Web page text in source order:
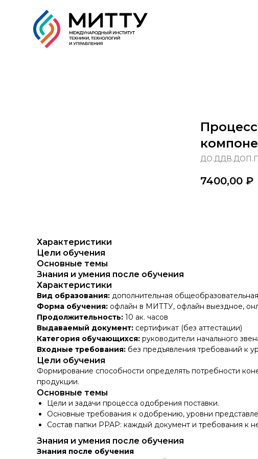
7400,00 ₽
Характеристики
Цели обучения
Основные темы
Знания и умения после обучения
Характеристики
Вид образования: дополнительная
Форма обучения: офлайн в МИТТУ, офлайн выездное,
Продолжительность: 10 ак. часов
Выдаваемый документ: сертификат (без аттестации)
Категория обучающихся: руководители начального
Входные требования: без предъявления требований к
Цели обучения
Формирование способности определять потребности
продукции.
Основные темы
Цели и задачи процесса одобрения поставки.
Основные требования к одобрению, уровни
Состав папки РРАР: каждый документ и требования к
Знания и умения после обучения
Знания после обучения